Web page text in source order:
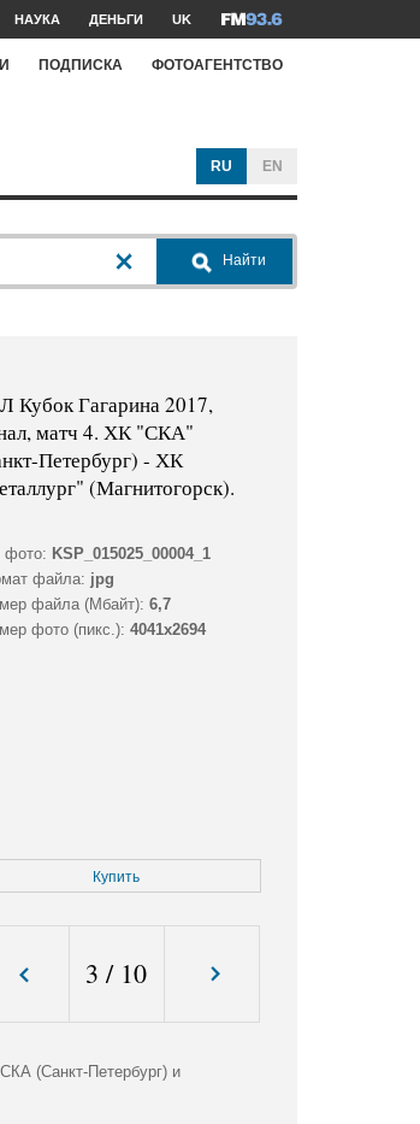
НАУКА ДЕНЬГИ UK
ПОДПИСКА ФОТОАГЕНТСТВО
RU EN
Найти
Кубок Гагарина 2017,
матч 4. ХК "СКА"
Петербург) - ХК
(Магнитогорск).
фото: KSP_015025_00004_1
файла: jpg
файла (Мбайт): 6,7
фото (пикс.): 4041x2694
Купить
3 / 10
(Санкт-Петербург) и